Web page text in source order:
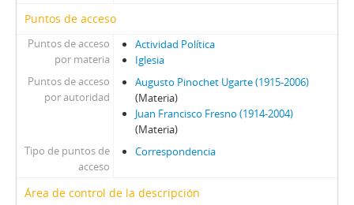
Puntos de acceso
Puntos de acceso
por materia
Actividad Política
Iglesia
Puntos de acceso
por autoridad
Augusto Pinochet Ugarte (1915-2006)
(Materia)
Juan Francisco Fresno (1914-2004)
(Materia)
Tipo de puntos de
acceso
Correspondencia
Área de control de la descripción